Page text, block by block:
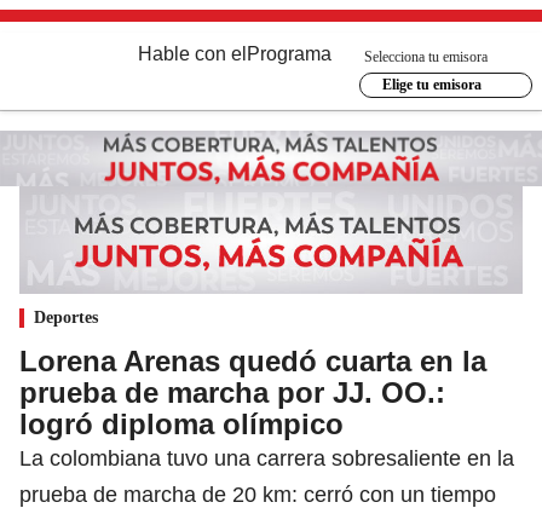
Hable con el Programa
Selecciona tu emisora
Elige tu emisora
Deportes
Lorena Arenas quedó cuarta en la
prueba de marcha por JJ. OO.:
logró diploma olímpico
La colombiana tuvo una carrera sobresaliente en la
prueba de marcha de 20 km: cerró con un tiempo